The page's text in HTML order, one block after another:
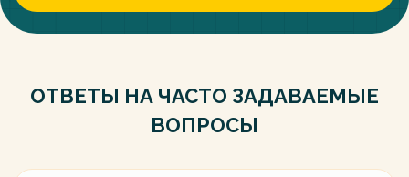
ОТВЕТЫ НА ЧАСТО ЗАДАВАЕМЫЕ
ВОПРОСЫ